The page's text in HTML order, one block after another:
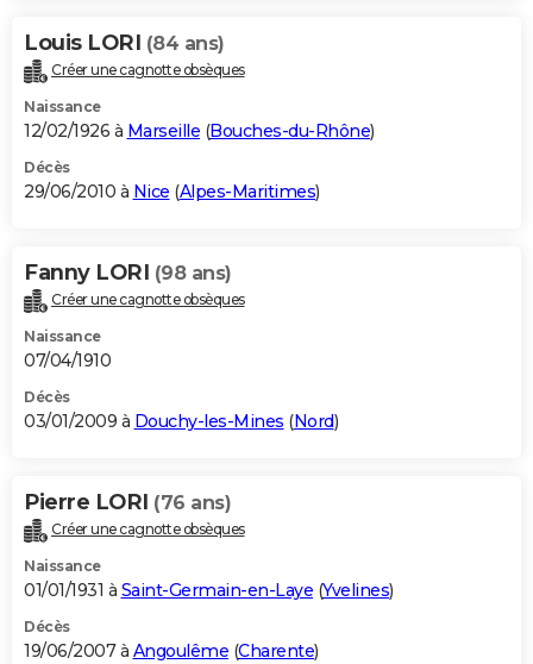
Louis LORI (84 ans)
Créer une cagnotte obsèques
Naissance
12/02/1926 à Marseille (Bouches-du-Rhône)
Décès
29/06/2010 à Nice (Alpes-Maritimes)
Fanny LORI (98 ans)
Créer une cagnotte obsèques
Naissance
07/04/1910
Décès
03/01/2009 à Douchy-les-Mines (Nord)
Pierre LORI (76 ans)
Créer une cagnotte obsèques
Naissance
01/01/1931 à Saint-Germain-en-Laye (Yvelines)
Décès
19/06/2007 à Angoulême (Charente)